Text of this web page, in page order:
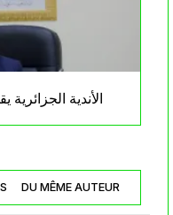
الأندية
DU MÊME AUTEUR